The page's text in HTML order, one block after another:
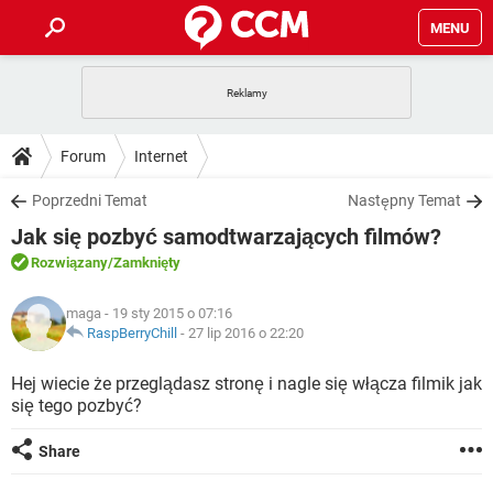
MENU
GRY
SPOTIFY
INSTAGRAM FACEBOOK
WINDOWS 10
PORADY
PlayStation
SPOTIFY
INSTAGRAM
WINDOWS 10
DO POBRANIA
ANDROID TIKTOK
GRY
IOS
INSTAGRAM
WINDOWS 10
FORUM
COVID-19
GRY WHATSAPP
INSTAGRAM
WINDOWS 10
ARTYKUŁY
COVID-19
GRY WHATSAPP
INSTAGRAM
Forum Internet
Poprzedni Temat Następny Temat
Jak się pozbyć samodtwarzających filmów?
Rozwiązany/Zamknięty
maga - 19 sty 2015 o 07:16
RaspBerryChill - 27 lip 2016 o 22:20
Hej wiecie że przeglądasz stronę i nagle się włącza filmik jak
się tego pozbyć?
Share